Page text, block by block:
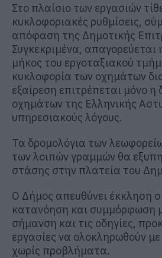
Στο πλαίσιο των εργασιών
κυκλοφοριακές ρυθμίσεις,
απόφαση της Δημοτικής
Συγκεκριμένα,
μήκος του εργοταξιακού
κυκλοφορία των οχημάτων
εξαίρεση επιτρέπεται μόνο η
οχημάτων της Ελληνικής
υπηρεσιακούς λόγους.
Τα δρομολόγια των
των λοιπών γραμμών θα
στάσης στην πλατεία του
Ο Δήμος απευθύνει έκκληση
κατανόηση και συμμόρφωση
σήμανση και τις οδηγίες,
εργασίες να ολοκληρωθούν
χωρίς προβλήματα.